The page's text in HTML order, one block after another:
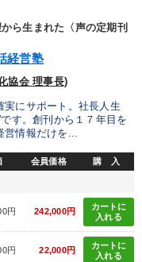
ら生まれた〈声の定期刊
経営塾
協会 理事長)
実にサポート。社長人生
す。創刊から１７年目を
情報だけを...
会員価格 購 入
円 242,000円
カートに
入れる
円 22,000円
カートに
入れる